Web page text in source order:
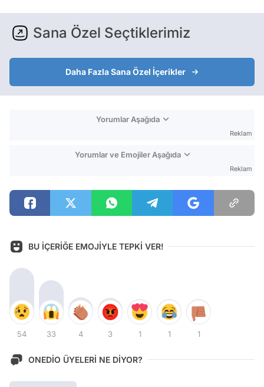
Sana Özel Seçtiklerimiz
Daha Fazla Sana Özel İçerikler
Yorumlar Aşağıda
Reklam
Yorumlar ve Emojiler Aşağıda
Reklam
BU İÇERİĞE EMOJİYLE TEPKİ VER!
54 33 4 3 1 1 1
ONEDİO ÜYELERİ NE DİYOR?